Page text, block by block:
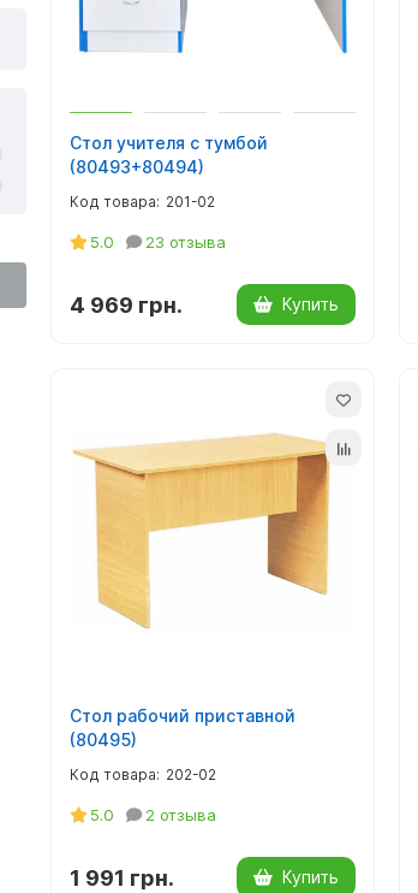
Стол учителя с тумбой
(80493+80494)
201-02
5.0 23 отзыва
4 969 грн. Купить
Стол рабочий приставной
(80495)
202-02
5.0 2 отзыва
1 991 грн. Купить